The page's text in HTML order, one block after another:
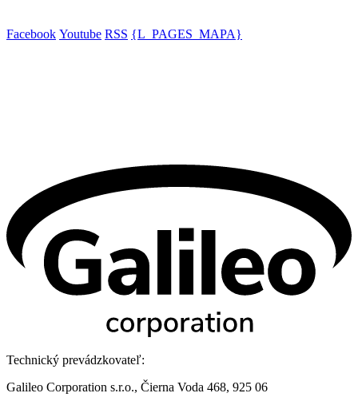
Facebook Youtube RSS {L_PAGES_MAPA}
Technický prevádzkovateľ:
Galileo Corporation s.r.o., Čierna Voda 468, 925 06